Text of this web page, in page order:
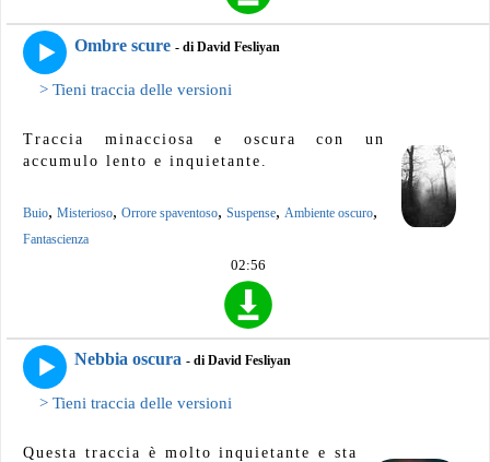
Ombre scure - di David Fesliyan
> Tieni traccia delle versioni
Traccia minacciosa e oscura con un
accumulo lento e inquietante.
Buio, Misterioso, Orrore spaventoso, Suspense, Ambiente oscuro,
Fantascienza
02:56
Nebbia oscura - di David Fesliyan
> Tieni traccia delle versioni
Questa traccia è molto inquietante e sta